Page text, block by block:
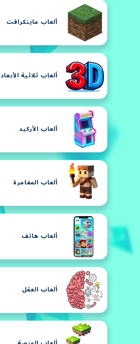
ألعاب ماينكرافت
ألعاب ثلاثية الأبعاد
ألعاب الأركيد
ألعاب المغامرة
ألعاب هاتف
ألعاب العقل